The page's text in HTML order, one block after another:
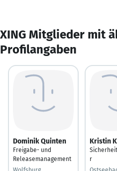
XING Mitglieder mit
Profilangaben
Dominik Quinten
Freigabe- und
Releasemanagement
Kristin
r